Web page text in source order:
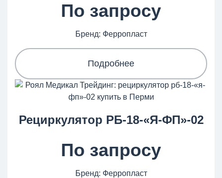
По запросу
Бренд: Ферропласт
Подробнее
Рециркулятор РБ-18-«Я-ФП»-02
По запросу
Бренд: Ферропласт